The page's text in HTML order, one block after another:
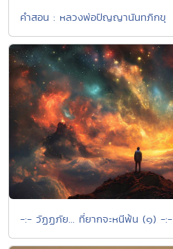
คำสอน : หลวงพ่อปัญญานันทภิกขุ
-:- วัฏฏภัย... ที่ยากจะหนีพ้น (๑) -:-